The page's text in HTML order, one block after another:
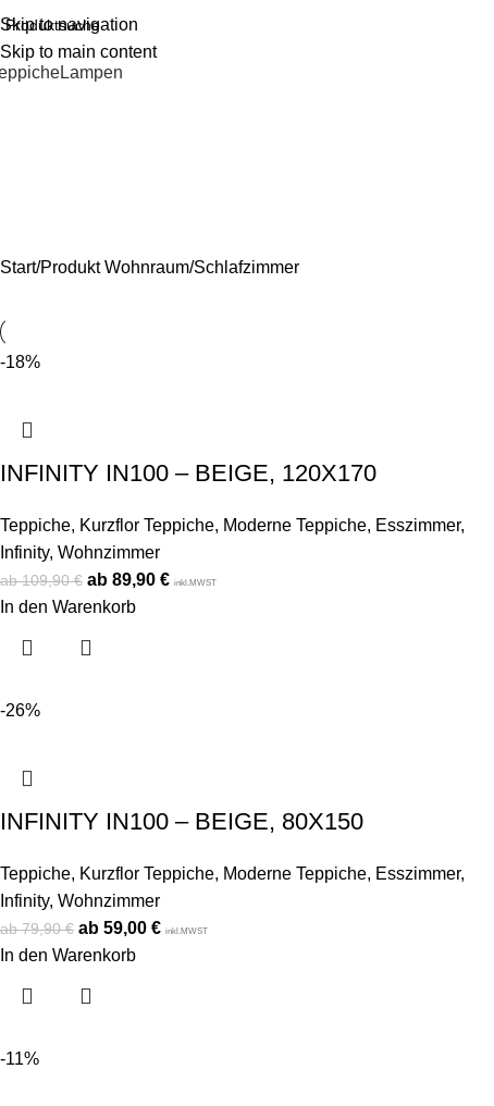
Skip to navigation
Skip to main content
Lampen
Start Produkt Wohnraum Schlafzimmer
-18%
INFINITY IN100 – BEIGE, 120X170
Teppiche, Kurzflor Teppiche, Moderne Teppiche, Esszimmer,
Infinity, Wohnzimmer
109,90€ 89,90 € inkl.MWST
In den Warenkorb
-26%
INFINITY IN100 – BEIGE, 80X150
Teppiche, Kurzflor Teppiche, Moderne Teppiche, Esszimmer,
Infinity, Wohnzimmer
79,90€ 59,00 € inkl.MWST
In den Warenkorb
-11%